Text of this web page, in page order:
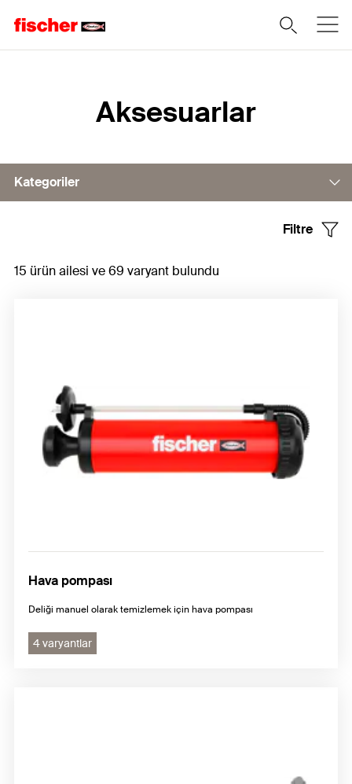
Aksesuarlar
Kategoriler
Filtre
15 ürün ailesi ve 69 varyant bulundu
Hava pompası
Deliği manuel olarak temizlemek için hava pompası
4 varyantlar